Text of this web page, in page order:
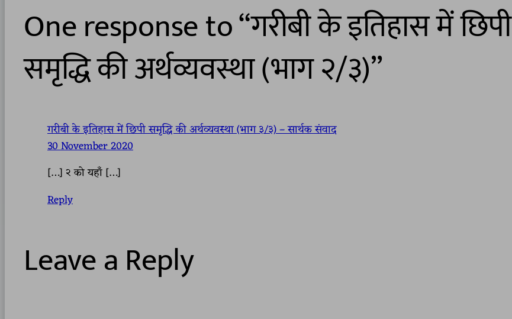
One response to “गरीबी के इतिहास में छिपी
समृद्धि की अर्थव्यवस्था (भाग २/३)”
गरीबी के इतिहास में छिपी समृद्धि की अर्थव्यवस्था (भाग ३/३) – सार्थक संवाद
30 November 2020
[…] २ को यहाँ […]
Reply
Leave a Reply